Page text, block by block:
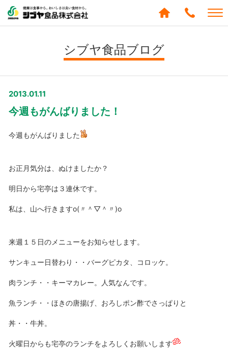
シブヤ食品ブログ
2013.01.11
今週もがんばりました！
今週もがんばりました
お正月気分は、ぬけましたか？
明日から宅亭は３連休です。
私は、山へ行きますo(〃＾▽＾〃)o
来週１５日のメニューをお知らせします。
サンキュー日替わり・・バーグピカタ、コロッケ。
肉ランチ・・キーマカレー。人気なんです。
魚ランチ・・ほきの唐揚げ、おろしポン酢でさっぱりと
丼・・牛丼。
火曜日からも宅亭のランチをよろしくお願いします